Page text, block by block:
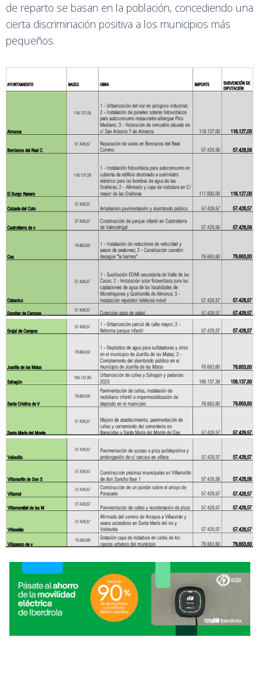
de reparto se basan en la población, concediendo una
cierta discriminación positiva a los municipios más
pequeños.